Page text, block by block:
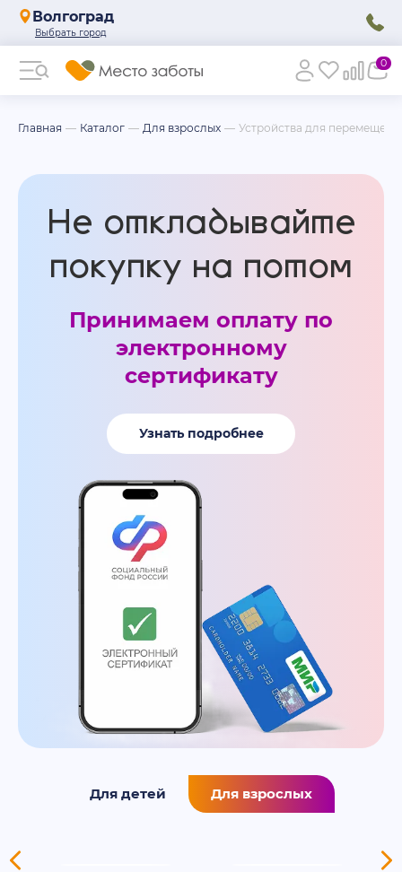
Волгоград
0
Главная Каталог Для взрослых Устройства для
Не откладывайте
покупку на потом
Принимаем оплату по
электронному
сертификату
Узнать подробнее
Для детей Для взрослых